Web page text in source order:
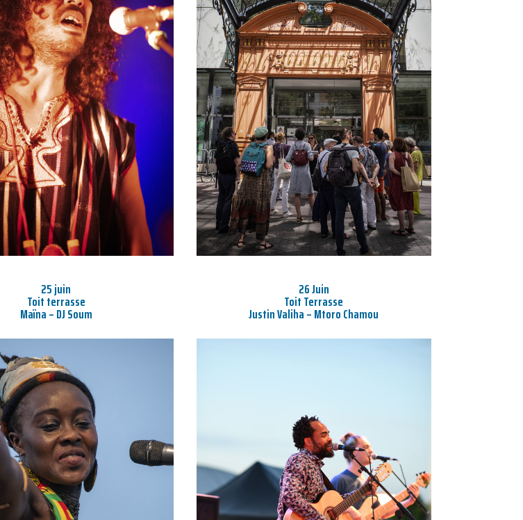
25 juin
Toit terrasse
Maïna – DJ Soum
26 Juin
Toit Terrasse
Justin Valiha – Mtoro Chamou